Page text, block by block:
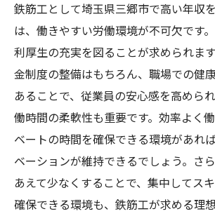
鉄筋工として埼玉県三郷市で高い年収
は、働きやすい労働環境が不可欠です
利厚生の充実を図ることが求められま
金制度の整備はもちろん、職場での健
あることで、従業員の安心感を高めら
働時間の柔軟性も重要です。効率よく
ベートの時間を確保できる環境があれ
ベーションが維持できるでしょう。さ
あえて少なくすることで、集中してス
確保できる環境も、鉄筋工が求める理